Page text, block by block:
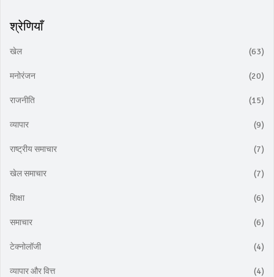
श्रेणियाँ
खेल (63)
मनोरंजन (20)
राजनीति (15)
व्यापार (9)
राष्ट्रीय समाचार (7)
खेल समाचार (7)
शिक्षा (6)
समाचार (6)
टेक्नोलॉजी (4)
व्यापार और वित्त (4)